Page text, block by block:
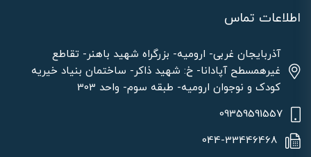
اطلاعات تماس
آذربایجان غربی- ارومیه- بزرگراه شهید باهنر- تقاطع
غیرهمسطح آپادانا- خ: شهید ذاکر- ساختمان بنیاد خیریه
کودک و نوجوان ارومیه- طبقه سوم- واحد 303
09359591557
044-33446468